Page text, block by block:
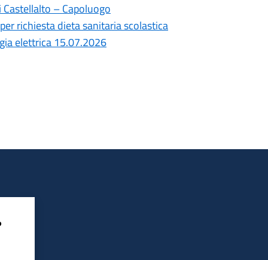
– Capoluogo
richiesta dieta sanitaria scolastica
elettrica 15.07.2026